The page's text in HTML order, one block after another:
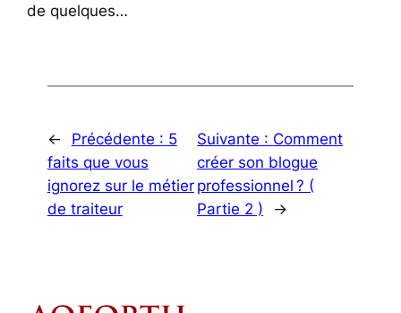
de quelques…
← Précédente : 5
faits que vous
ignorez sur le métier
de traiteur
Suivante : Comment
créer son blogue
professionnel ? (
Partie 2 )
→